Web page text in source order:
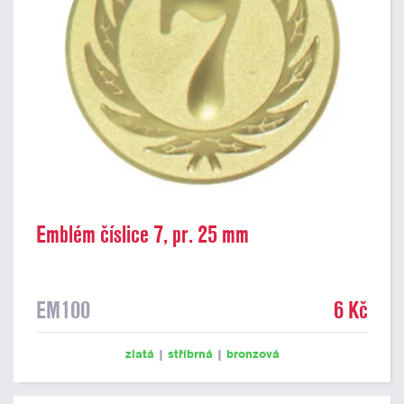
Emblém číslice 7, pr. 25 mm
EM100 6 Kč
zlatá | stříbrná | bronzová